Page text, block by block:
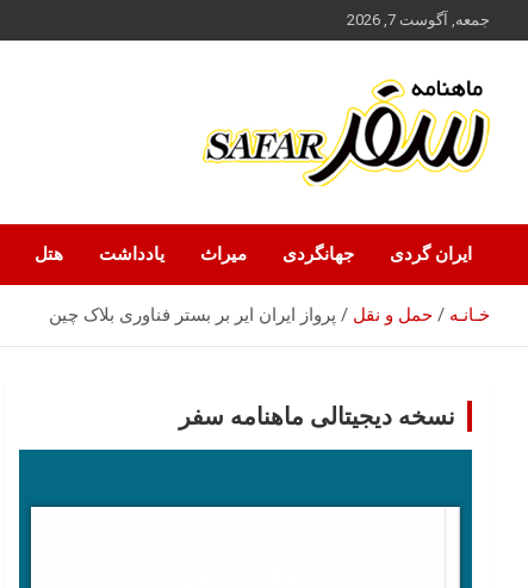
محتوا
جمعه, آگوست 7, 2026
سفر آنلاین
ایران گردی جهانگردی میراث یادداشت هتل
خـانـه حمل‌ و نقل پرواز ایران ایر بر بستر فناوری بلاک چین
نسخه دیجیتالی ماهنامه سفر